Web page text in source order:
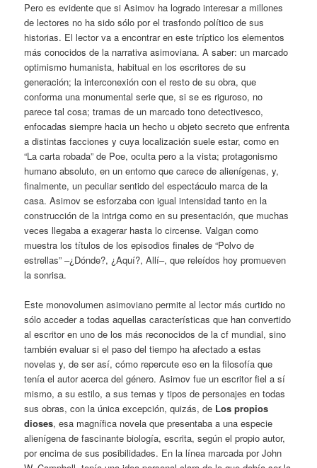
Pero es evidente que si Asimov ha logrado interesar a millones
de lectores no ha sido sólo por el trasfondo político de sus
historias. El lector va a encontrar en este tríptico los elementos
más conocidos de la narrativa asimoviana. A saber: un marcado
optimismo humanista, habitual en los escritores de su
generación; la interconexión con el resto de su obra, que
conforma una monumental serie que, si se es riguroso, no
parece tal cosa; tramas de un marcado tono detectivesco,
enfocadas siempre hacia un hecho u objeto secreto que enfrenta
a distintas facciones y cuya localización suele estar, como en
“La carta robada” de Poe, oculta pero a la vista; protagonismo
humano absoluto, en un entorno que carece de alienígenas, y,
finalmente, un peculiar sentido del espectáculo marca de la
casa. Asimov se esforzaba con igual intensidad tanto en la
construcción de la intriga como en su presentación, que muchas
veces llegaba a exagerar hasta lo circense. Valgan como
muestra los títulos de los episodios finales de “Polvo de
estrellas” –¿Dónde?, ¿Aquí?, Allí–, que releídos hoy promueven
la sonrisa.
Este monovolumen asimoviano permite al lector más curtido no
sólo acceder a todas aquellas características que han convertido
al escritor en uno de los más reconocidos de la cf mundial, sino
también evaluar si el paso del tiempo ha afectado a estas
novelas y, de ser así, cómo repercute eso en la filosofía que
tenía el autor acerca del género. Asimov fue un escritor fiel a sí
mismo, a su estilo, a sus temas y tipos de personajes en todas
sus obras, con la única excepción, quizás, de Los propios
dioses, esa magnífica novela que presentaba a una especie
alienígena de fascinante biología, escrita, según el propio autor,
por encima de sus posibilidades. En la línea marcada por John